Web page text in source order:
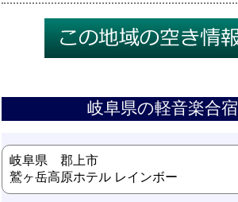
岐阜県の軽音楽合
岐阜県 郡上市
鷲ヶ岳高原ホテル レインボー